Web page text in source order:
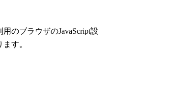
のブラウザのJavaScript設
す。